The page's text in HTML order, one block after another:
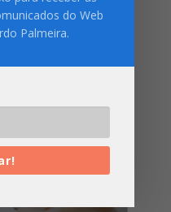
do Web
Palmeira.